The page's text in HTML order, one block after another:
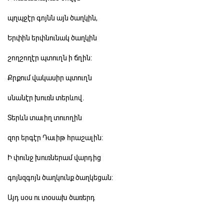
պղպջէր գոյնն այն ծաղկին,
Երփին երփնունակ ծաղկին
շողշողէր պտուղն ի ճղին:
Քրքում վակասիր պտուղն
սնանէր խուռն տերևով.
Տերևն տաւիղ տուողին
զոր երգէր Դաւիթ հրաշալին:
Ի փունջ խուռներամ վարդից
գոյնզգոյն ծաղկունք ծաղկեցան:
Այդ սօս ու տօսախ ծառերդ